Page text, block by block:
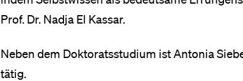
Prof. Dr. Nadja El Kassar.
Neben dem Doktoratsstudium ist Antonia
tätig.